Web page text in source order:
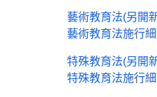
藝術教育法(另開
藝術教育法施行細
特殊教育法(另開
特殊教育法施行細